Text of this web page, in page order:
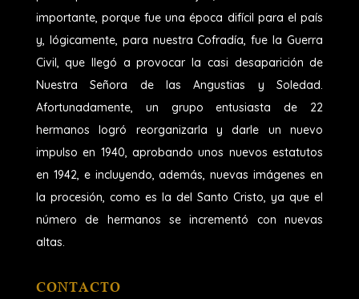
importante, porque fue una época difícil para el país
y, lógicamente, para nuestra Cofradía, fue la Guerra
Civil, que llegó a provocar la casi desaparición de
Nuestra Señora de las Angustias y Soledad.
Afortunadamente, un grupo entusiasta de 22
hermanos logró reorganizarla y darle un nuevo
impulso en 1940, aprobando unos nuevos estatutos
en 1942, e incluyendo, además, nuevas imágenes en
la procesión, como es la del Santo Cristo, ya que el
número de hermanos se incrementó con nuevas
altas.
CONTACTO